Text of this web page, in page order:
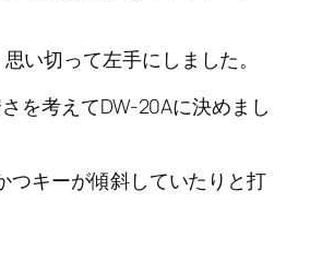
い切って左手にしました。
を考えてDW-20Aに決めまし
つキーが傾斜していたりと打